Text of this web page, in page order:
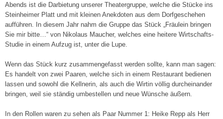
Abends ist die Darbietung unserer Theatergruppe, welche die Stücke ins
Steinheimer Platt und mit kleinen Anekdoten aus dem Dorfgeschehen
aufführen. In diesem Jahr nahm die Gruppe das Stück „Fräulein bringen
Sie mir bitte…“ von Nikolaus Maucher, welches eine heitere Wirtschafts-
Studie in einem Aufzug ist, unter die Lupe.
Wenn das Stück kurz zusammengefasst werden sollte, kann man sagen:
Es handelt von zwei Paaren, welche sich in einem Restaurant bedienen
lassen und sowohl die Kellnerin, als auch die Wirtin völlig durcheinander
bringen, weil sie ständig umbestellen und neue Wünsche äußern.
In den Rollen waren zu sehen als Paar Nummer 1: Heike Repp als Herr